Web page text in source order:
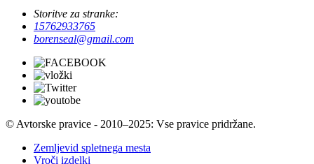
Storitve za stranke:
15762933765
borenseal@gmail.com
© Avtorske pravice - 2010–2025: Vse pravice pridržane.
Zemljevid spletnega mesta
Vroči izdelki